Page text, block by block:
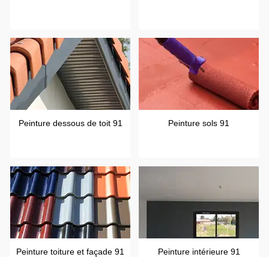
Peinture dessous de toit 91 Peinture sols 91
Peinture toiture et façade 91 Peinture intérieure 91